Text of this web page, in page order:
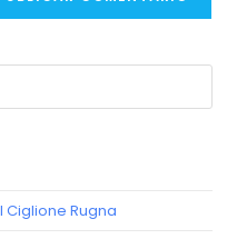
Rugna